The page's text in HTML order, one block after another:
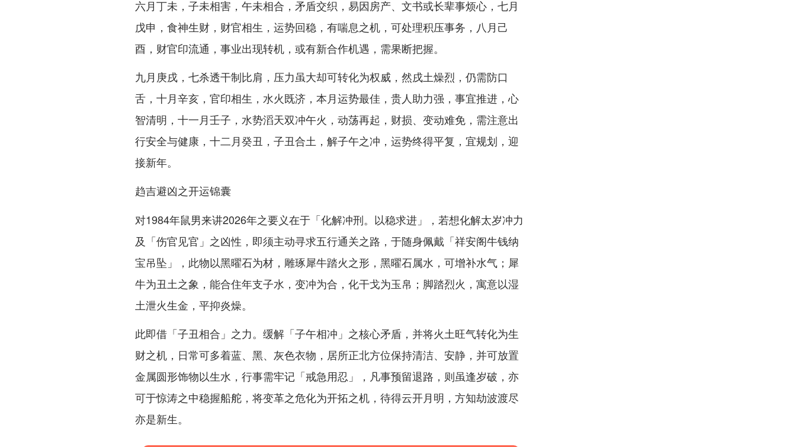
六月丁未，子未相害，午未相合，矛盾交织，易因房产、文书或长辈事烦心，七月
戊申，食神生财，财官相生，运势回稳，有喘息之机，可处理积压事务，八月己
酉，财官印流通，事业出现转机，或有新合作机遇，需果断把握。
九月庚戌，七杀透干制比肩，压力虽大却可转化为权威，然戌土燥烈，仍需防口
舌，十月辛亥，官印相生，水火既济，本月运势最佳，贵人助力强，事宜推进，心
智清明，十一月壬子，水势滔天双冲午火，动荡再起，财损、变动难免，需注意出
行安全与健康，十二月癸丑，子丑合土，解子午之冲，运势终得平复，宜规划，迎
接新年。
趋吉避凶之开运锦囊
对1984年鼠男来讲2026年之要义在于「化解冲刑。以稳求进」，若想化解太岁冲力
及「伤官见官」之凶性，即须主动寻求五行通关之路，于随身佩戴「祥安阁牛钱纳
宝吊坠」，此物以黑曜石为材，雕琢犀牛踏火之形，黑曜石属水，可增补水气；犀
牛为丑土之象，能合住年支子水，变冲为合，化干戈为玉帛；脚踏烈火，寓意以湿
土泄火生金，平抑炎燥。
此即借「子丑相合」之力。缓解「子午相冲」之核心矛盾，并将火土旺气转化为生
财之机，日常可多着蓝、黑、灰色衣物，居所正北方位保持清洁、安静，并可放置
金属圆形饰物以生水，行事需牢记「戒急用忍」，凡事预留退路，则虽逢岁破，亦
可于惊涛之中稳握船舵，将变革之危化为开拓之机，待得云开月明，方知劫波渡尽
亦是新生。